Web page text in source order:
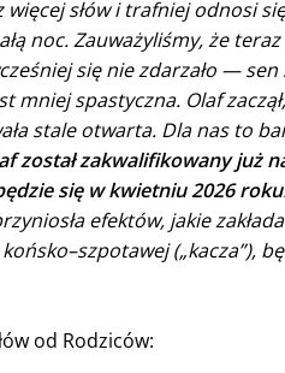
słów i trafniej odnosi
noc. Zauważyliśmy, że
się nie zdarzało — sen
mniej spastyczna. Olaf
stale otwarta. Dla nas to
został zakwalifikowany już
się w kwietniu 2026 roku
efektów, jakie
(„kacza”),
od Rodziców: